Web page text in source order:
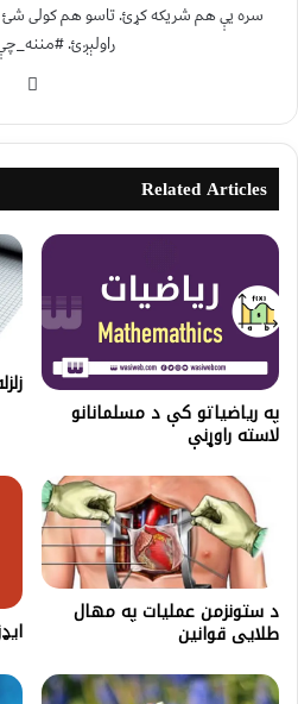
سره یې هم شریکه کړئ. تاسو هم کولی شئ
راولېږئ.
Related Articles
په رياضياتو کې د مسلمانانو
لاسته راوړنې
د ستونزمن عملیات په مهال
طلایی قوانین